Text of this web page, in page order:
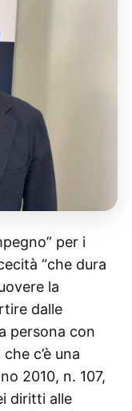
per i
“che dura
la
dalle
persona con
c’è una
2010, n. 107,
diritti alle